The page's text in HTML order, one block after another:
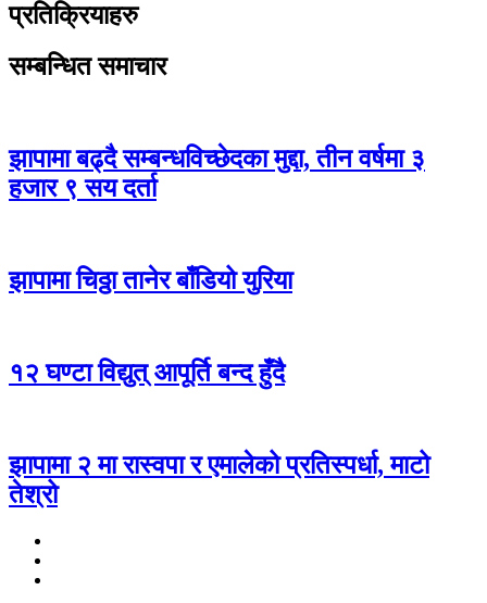
प्रतिक्रियाहरु
सम्बन्धित समाचार
झापामा बढ्दै सम्बन्धविच्छेदका मुद्दा, तीन वर्षमा ३
हजार ९ सय दर्ता
झापामा चिठ्ठा तानेर बाँडियो युरिया
१२ घण्टा विद्युत् आपूर्ति बन्द हुँदै
झापामा २ मा रास्वपा र एमालेको प्रतिस्पर्धा, माटो
तेश्रो